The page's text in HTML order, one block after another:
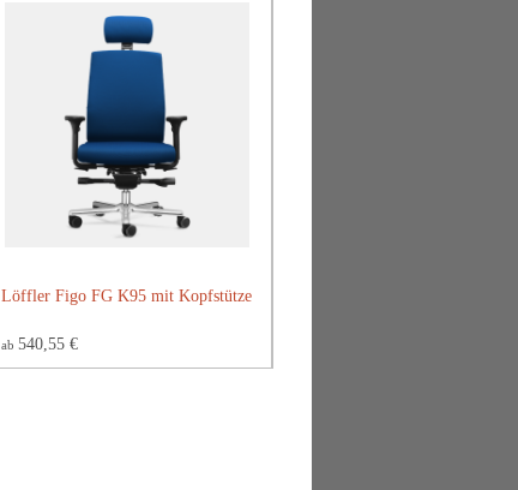
Löffler Figo FG K95 mit Kopfstütze
ab 540,55 €